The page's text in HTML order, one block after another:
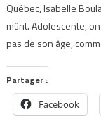
Québec, Isabelle
mûrit. Adolescente,
pas de son âge,
Partager :
Facebook